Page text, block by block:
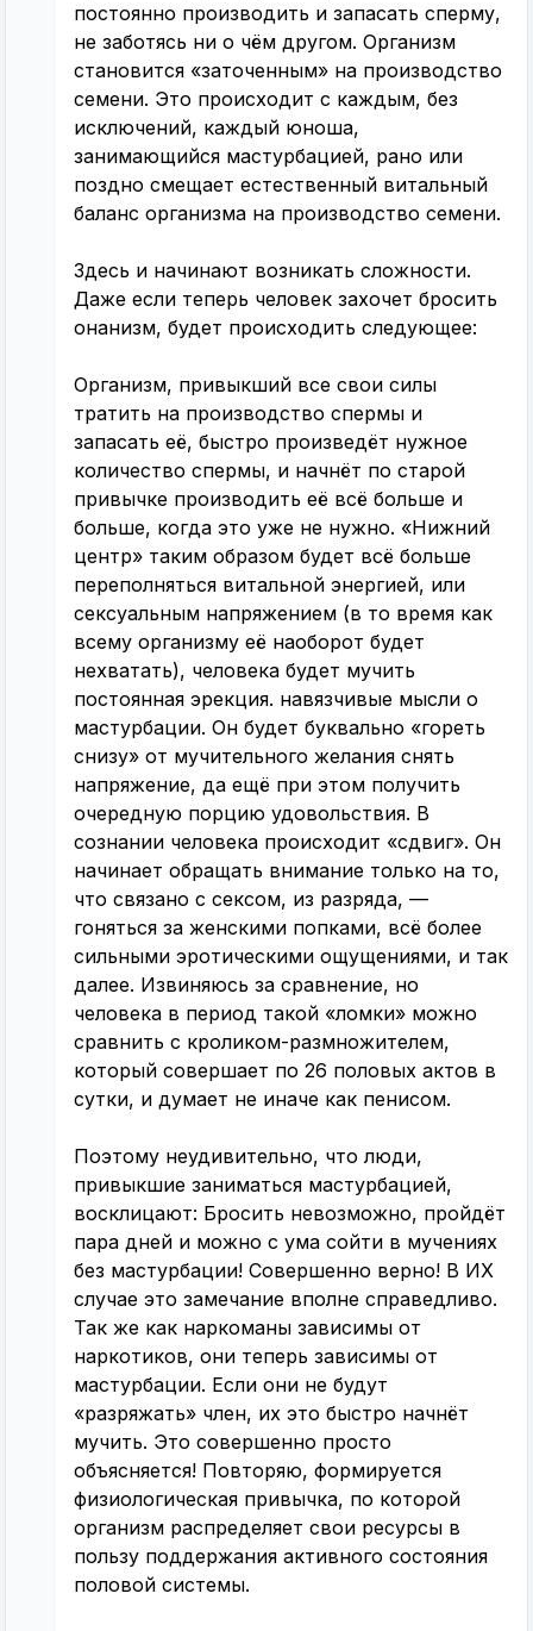
постоянно производить и запасать сперму,
не заботясь ни о чём другом. Организм
становится «заточенным» на производство
семени. Это происходит с каждым, без
исключений, каждый юноша,
занимающийся мастурбацией, рано или
поздно смещает естественный витальный
баланс организма на производство семени.
Здесь и начинают возникать сложности.
Даже если теперь человек захочет бросить
онанизм, будет происходить следующее:
Организм, привыкший все свои силы
тратить на производство спермы и
запасать её, быстро произведёт нужное
количество спермы, и начнёт по старой
привычке производить её всё больше и
больше, когда это уже не нужно. «Нижний
центр» таким образом будет всё больше
переполняться витальной энергией, или
сексуальным напряжением (в то время как
всему организму её наоборот будет
нехватать), человека будет мучить
постоянная эрекция. навязчивые мысли о
мастурбации. Он будет буквально «гореть
снизу» от мучительного желания снять
напряжение, да ещё при этом получить
очередную порцию удовольствия. В
сознании человека происходит «сдвиг». Он
начинает обращать внимание только на то,
что связано с сексом, из разряда, —
гоняться за женскими попками, всё более
сильными эротическими ощущениями, и так
далее. Извиняюсь за сравнение, но
человека в период такой «ломки» можно
сравнить с кроликом-размножителем,
который совершает по 26 половых актов в
сутки, и думает не иначе как пенисом.
Поэтому неудивительно, что люди,
привыкшие заниматься мастурбацией,
восклицают: Бросить невозможно, пройдёт
пара дней и можно с ума сойти в мучениях
без мастурбации! Совершенно верно! В ИХ
случае это замечание вполне справедливо.
Так же как наркоманы зависимы от
наркотиков, они теперь зависимы от
мастурбации. Если они не будут
«разряжать» член, их это быстро начнёт
мучить. Это совершенно просто
объясняется! Повторяю, формируется
физиологическая привычка, по которой
организм распределяет свои ресурсы в
пользу поддержания активного состояния
половой системы.